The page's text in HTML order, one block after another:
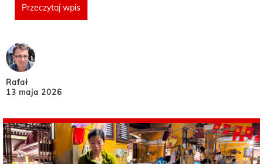
Przeczytaj wpis
Rafał
13 maja 2026